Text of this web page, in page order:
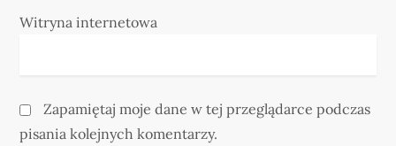
Witryna internetowa
Zapamiętaj moje dane w tej przeglądarce podczas
pisania kolejnych komentarzy.